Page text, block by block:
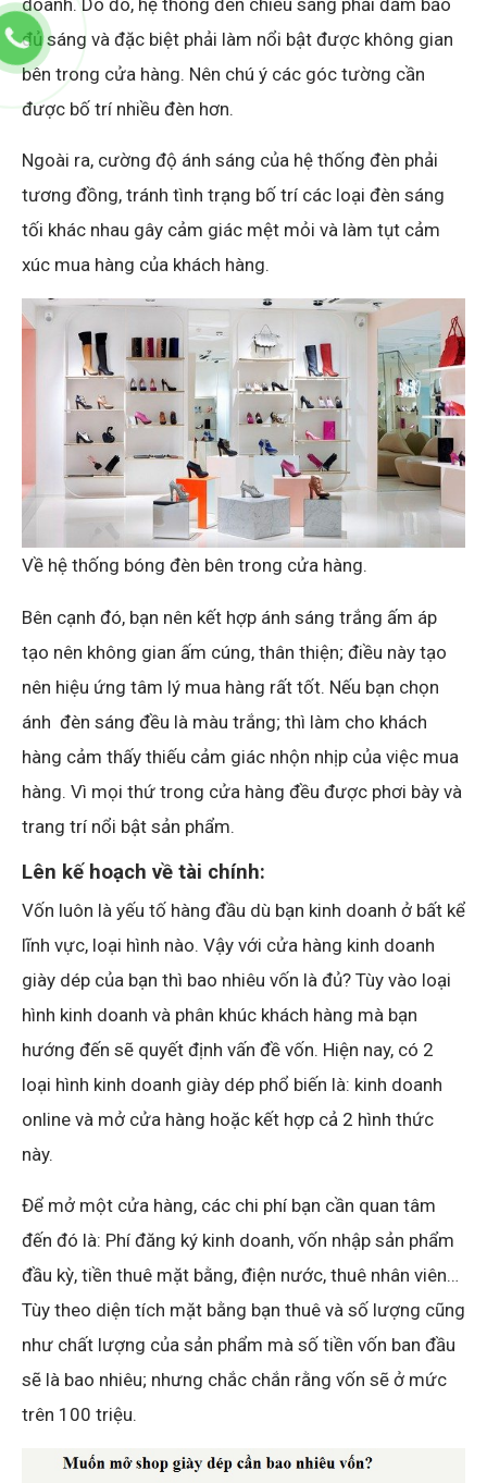
đủ sáng và đặc biệt phải làm nổi bật được không gian
bên trong cửa hàng. Nên chú ý các góc tường cần
được bố trí nhiều đèn hơn.
Ngoài ra, cường độ ánh sáng của hệ thống đèn phải
tương đồng, tránh tình trạng bố trí các loại đèn sáng
tối khác nhau gây cảm giác mệt mỏi và làm tụt cảm
xúc mua hàng của khách hàng.
Về hệ thống bóng đèn bên trong cửa hàng.
Bên cạnh đó, bạn nên kết hợp ánh sáng trắng ấm áp
tạo nên không gian ấm cúng, thân thiện; điều này tạo
nên hiệu ứng tâm lý mua hàng rất tốt. Nếu bạn chọn
ánh đèn sáng đều là màu trắng; thì làm cho khách
hàng cảm thấy thiếu cảm giác nhộn nhịp của việc mua
hàng. Vì mọi thứ trong cửa hàng đều được phơi bày và
trang trí nổi bật sản phẩm.
Lên kế hoạch về tài chính:
Vốn luôn là yếu tố hàng đầu dù bạn kinh doanh ở bất kể
lĩnh vực, loại hình nào. Vậy với cửa hàng kinh doanh
giày dép của bạn thì bao nhiêu vốn là đủ? Tùy vào loại
hình kinh doanh và phân khúc khách hàng mà bạn
hướng đến sẽ quyết định vấn đề vốn. Hiện nay, có 2
loại hình kinh doanh giày dép phổ biến là: kinh doanh
online và mở cửa hàng hoặc kết hợp cả 2 hình thức
này.
Để mở một cửa hàng, các chi phí bạn cần quan tâm
đến đó là: Phí đăng ký kinh doanh, vốn nhập sản phẩm
đầu kỳ, tiền thuê mặt bằng, điện nước, thuê nhân viên…
Tùy theo diện tích mặt bằng bạn thuê và số lượng cũng
như chất lượng của sản phẩm mà số tiền vốn ban đầu
sẽ là bao nhiêu; nhưng chắc chắn rằng vốn sẽ ở mức
trên 100 triệu.